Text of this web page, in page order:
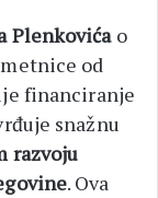
Plenkovićao
od
financiranje
snažnu
razvoju
. Ova